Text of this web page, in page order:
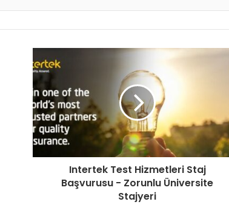
Intertek Test Hizmetleri Staj
Başvurusu - Zorunlu Üniversite
Stajyeri